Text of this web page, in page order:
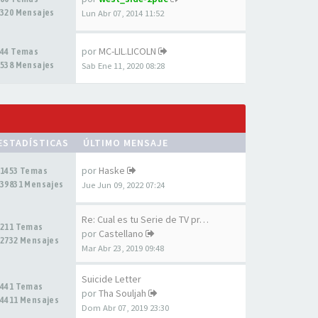
320 Mensajes
Lun Abr 07, 2014 11:52
44 Temas
538 Mensajes
por MC-LIL.LICOLN
Sab Ene 11, 2020 08:28
ÚLTIMO MENSAJE
1453 Temas
39831 Mensajes
por Haske
Jue Jun 09, 2022 07:24
211 Temas
2732 Mensajes
Re: Cual es tu Serie de TV pr…
por Castellano
Mar Abr 23, 2019 09:48
441 Temas
4411 Mensajes
Suicide Letter
porTha Souljah
Dom Abr 07, 2019 23:30